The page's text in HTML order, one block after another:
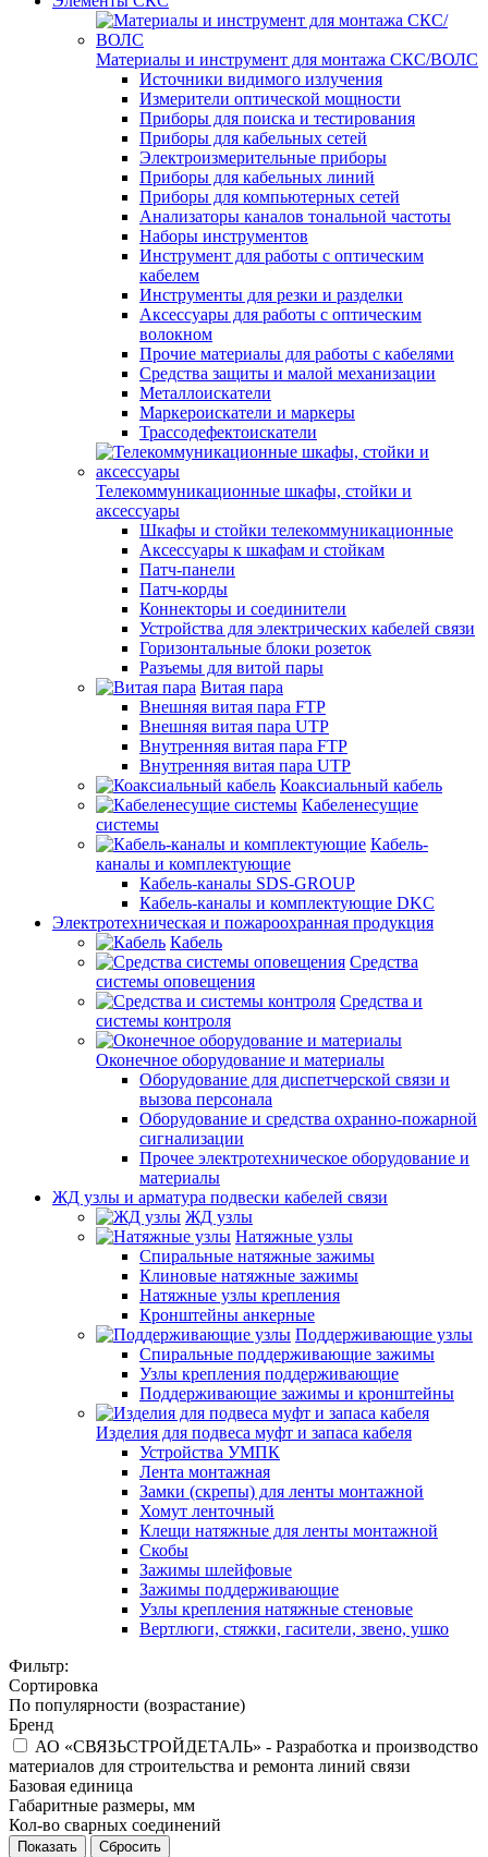
Материалы и инструмент для монтажа СКС/ВОЛС
Источники видимого излучения
Измерители оптической мощности
Приборы для поиска и тестирования
Приборы для кабельных сетей
Электроизмерительные приборы
Приборы для кабельных линий
Приборы для компьютерных сетей
Анализаторы каналов тональной частоты
Наборы инструментов
Инструмент для работы с оптическим
кабелем
Инструменты для резки и разделки
Аксессуары для работы с оптическим
волокном
Прочие материалы для работы с кабелями
Средства защиты и малой механизации
Металлоискатели
Маркероискатели и маркеры
Трассодефектоискатели
Телекоммуникационные шкафы, стойки и
аксессуары
Шкафы и стойки телекоммуникационные
Аксессуары к шкафам и стойкам
Патч-панели
Патч-корды
Коннекторы и соединители
Устройства для электрических кабелей связи
Горизонтальные блоки розеток
Разъемы для витой пары
Витая пара
Внешняя витая пара FTP
Внешняя витая пара UTP
Внутренняя витая пара FTP
Внутренняя витая пара UTP
Коаксиальный кабель
Кабеленесущие
системы
Кабель-
каналы и комплектующие
Кабель-каналы SDS-GROUP
Кабель-каналы и комплектующие DKC
Электротехническая и пожароохранная продукция
Кабель
Средства
системы оповещения
Средства и
системы контроля
Оконечное оборудование и материалы
Оборудование для диспетчерской связи и
вызова персонала
Оборудование и средства охранно-пожарной
сигнализации
Прочее электротехническое оборудование и
материалы
ЖД узлы и арматура подвески кабелей связи
ЖД узлы
Натяжные узлы
Спиральные натяжные зажимы
Клиновые натяжные зажимы
Натяжные узлы крепления
Кронштейны анкерные
Поддерживающие узлы
Спиральные поддерживающие зажимы
Узлы крепления поддерживающие
Поддерживающие зажимы и кронштейны
Изделия для подвеса муфт и запаса кабеля
Устройства УМПК
Лента монтажная
Замки (скрепы) для ленты монтажной
Хомут ленточный
Клещи натяжные для ленты монтажной
Скобы
Зажимы шлейфовые
Зажимы поддерживающие
Узлы крепления натяжные стеновые
Вертлюги, стяжки, гасители, звено, ушко
Фильтр:
Сортировка
По популярности (возрастание)
Бренд
АО «СВЯЗЬСТРОЙДЕТАЛЬ» - Разработка и производство
материалов для строительства и ремонта линий связи
Базовая единица
Габаритные размеры, мм
Кол-во сварных соединений
Показать Сбросить